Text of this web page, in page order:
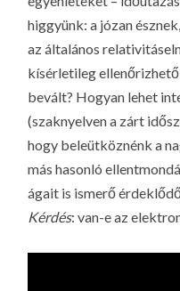
higgyünk: a józan
az általános
kísérletileg
bevált? Hogyan lehet
(szaknyelven a zárt
hogy beleütköznénk a
más hasonló
ágait is ismerő
Kérdés: van-e az